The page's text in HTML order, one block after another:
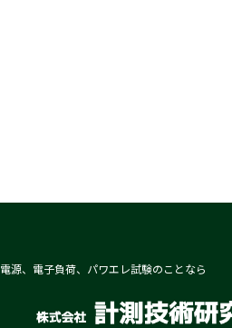
電源、電子負荷、パワエレ試験のことなら